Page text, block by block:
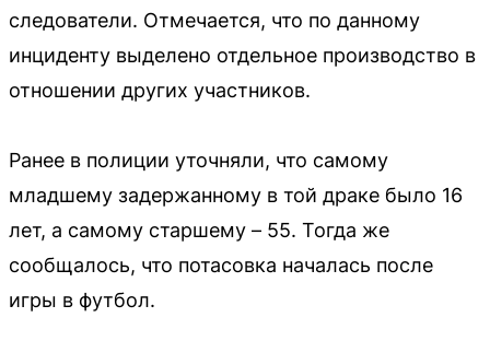
следователи. Отмечается, что по данному
инциденту выделено отдельное производство в
отношении других участников.
Ранее в полиции уточняли, что самому
младшему задержанному в той драке было 16
лет, а самому старшему – 55. Тогда же
сообщалось, что потасовка началась после
игры в футбол.